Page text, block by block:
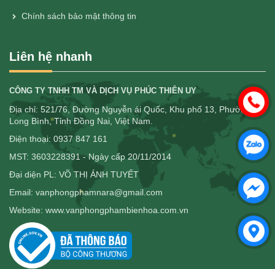
Chính sách bảo mật thông tin
Liên hệ nhanh
CÔNG TY TNHH TM VÀ DỊCH VỤ PHÚC THIÊN UY
Địa chỉ: 521/76, Đường Nguyễn ái Quốc, Khu phố 13, Phường
Long Bình, Tỉnh Đồng Nai, Việt Nam.
Điện thoại: 0937 847 161
MST: 3603228391 - Ngày cấp 20/11/2014
Đại diện PL: VÕ THỊ ÁNH TUYẾT
Email: vanphongphamnara@gmail.com
Website: www.vanphongphambienhoa.com.vn